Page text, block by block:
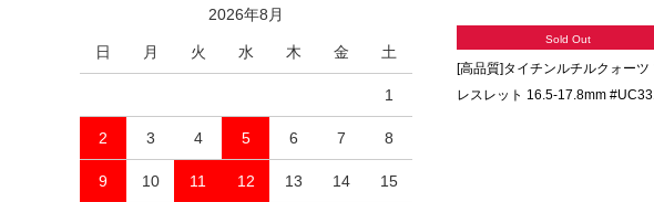
2026年8月
日 月 火 水 木 金 土
1
2 3 4 5 6 7 8
9 10 11 12 13 14 15
Sold Out
[高品質]タイチンルチルクォーツ
レスレット 16.5-17.8mm